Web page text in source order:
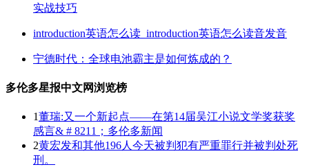
实战技巧
introduction英语怎么读_introduction英语怎么读音发音
宁德时代：全球电池霸主是如何炼成的？
多伦多星报中文网浏览榜
1董瑞:又一个新起点——在第14届吴江小说文学奖获奖
感言& # 8211；多伦多新闻
2黄宏发和其他196人今天被判犯有严重罪行并被判处死
刑。